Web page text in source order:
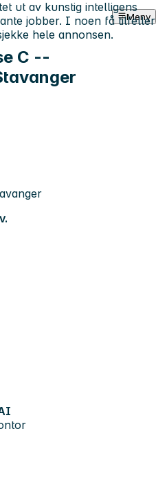
Meny
C --
ut av kunstig intelligens
jobber. I noen få tilfeller
hele annonsen.